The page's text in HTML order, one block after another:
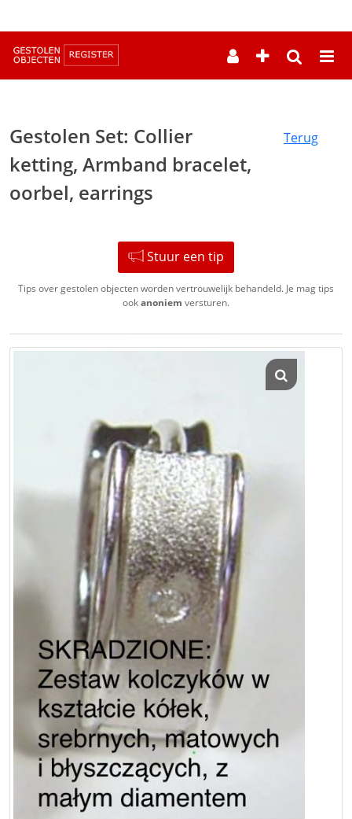
Gestolen Set: Collier
ketting, Armband bracelet,
oorbel, earrings
Terug
Stuur een tip
Tips over gestolen objecten worden vertrouwelijk behandeld. Je mag tips
ookanoniem versturen.